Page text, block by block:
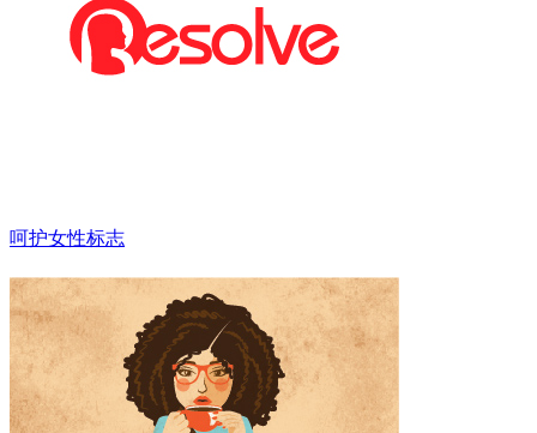
呵护女性标志